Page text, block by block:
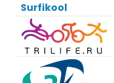
Surfikool